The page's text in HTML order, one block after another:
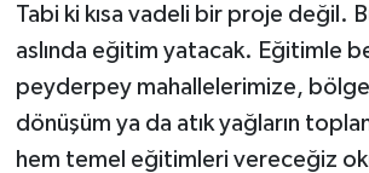
Tabi ki kısa vadeli bir proje değil.
aslında eğitim yatacak. Eğitimle
peyderpey mahallelerimize,
dönüşüm ya da atık yağların
hem temel eğitimleri vereceğiz